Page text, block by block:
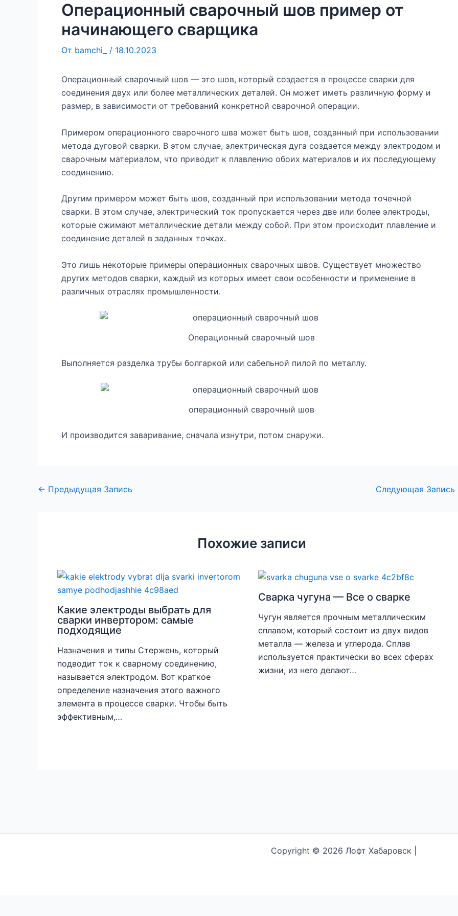
Операционный сварочный шов пример от
начинающего сварщика
От bamchi_ / 18.10.2023
Операционный сварочный шов — это шов, который создается в процессе сварки для
соединения двух или более металлических деталей. Он может иметь различную форму и
размер, в зависимости от требований конкретной сварочной операции.
Примером операционного сварочного шва может быть шов, созданный при использовании
метода дуговой сварки. В этом случае, электрическая дуга создается между электродом и
сварочным материалом, что приводит к плавлению обоих материалов и их последующему
соединению.
Другим примером может быть шов, созданный при использовании метода точечной
сварки. В этом случае, электрический ток пропускается через две или более электроды,
которые сжимают металлические детали между собой. При этом происходит плавление и
соединение деталей в заданных точках.
Это лишь некоторые примеры операционных сварочных швов. Существует множество
других методов сварки, каждый из которых имеет свои особенности и применение в
различных отраслях промышленности.
Операционный сварочный шов
Выполняется разделка трубы болгаркой или сабельной пилой по металлу.
операционный сварочный шов
И производится заваривание, сначала изнутри, потом снаружи.
← Предыдущая Запись Следующая Запись
Похожие записи
Какие электроды выбрать для
сварки инвертором: самые
подходящие
Назначения и типы Стержень, который
подводит ток к сварному соединению,
называется электродом. Вот краткое
определение назначения этого важного
элемента в процессе сварки. Чтобы быть
эффективным,…
Сварка чугуна — Все о сварке
Чугун является прочным металлическим
сплавом, который состоит из двух видов
металла — железа и углерода. Сплав
используется практически во всех сферах
жизни, из него делают…
Copyright © 2026 Лофт Хабаровск |